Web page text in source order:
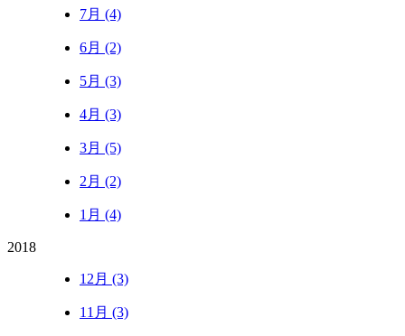
7月 (4)
6月 (2)
5月 (3)
4月 (3)
3月 (5)
2月 (2)
1月 (4)
2018
12月 (3)
11月 (3)